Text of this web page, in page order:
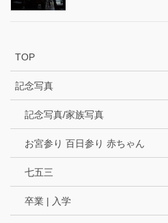
TOP
記念写真
記念写真/家族写真
お宮参り 百日参り 赤ちゃん
七五三
卒業 | 入学